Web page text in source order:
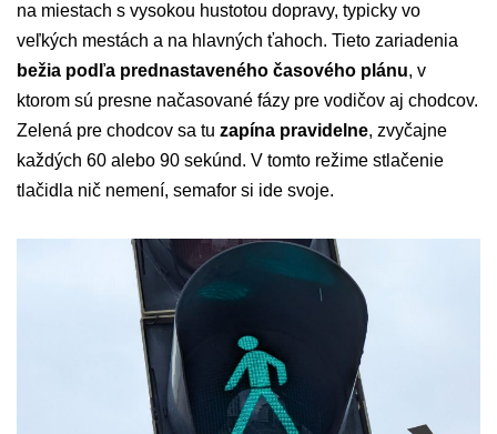
na miestach s vysokou hustotou dopravy, typicky vo
veľkých mestách a na hlavných ťahoch. Tieto zariadenia
bežia podľa prednastaveného časového plánu, v
ktorom sú presne načasované fázy pre vodičov aj chodcov.
Zelená pre chodcov sa tu zapína pravidelne, zvyčajne
každých 60 alebo 90 sekúnd. V tomto režime stlačenie
tlačidla nič nemení, semafor si ide svoje.